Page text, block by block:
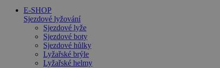
E-SHOP
Sjezdové lyžování
Sjezdové lyže
Sjezdové boty
Sjezdové hůlky
Lyžařské brýle
Lyžařské helmy